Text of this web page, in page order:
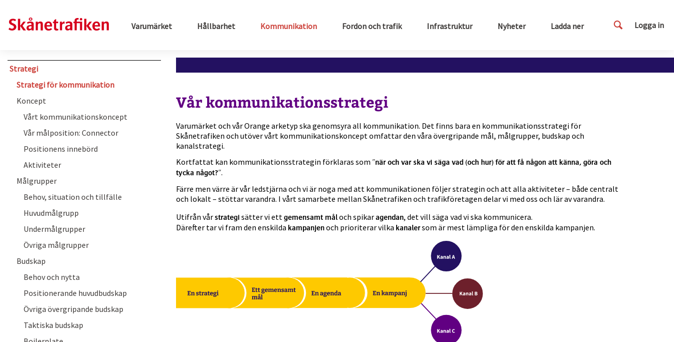
Varumärket Hållbarhet Kommunikation Fordon och trafik Infrastruktur Nyheter Ladda ner Logga in
Strategi
Strategi för kommunikation
Koncept
Vårt kommunikationskoncept
Vår målposition: Connector
Positionens innebörd
Aktiviteter
Målgrupper
Behov, situation och tillfälle
Huvudmålgrupp
Undermålgrupper
Övriga målgrupper
Budskap
Behov och nytta
Positionerande huvudbudskap
Övriga övergripande budskap
Taktiska budskap
Vår kommunikationsstrategi
Varumärket och vår Orange arketyp ska genomsyra all kommunikation. Det finns bara en kommunikationsstrategi för
Skånetrafiken och utöver vårt kommunikationskoncept omfattar den våra övergripande mål, målgrupper, budskap och
kanalstrategi.
Kortfattat kan kommunikationsstrategin förklaras som "när och var ska vi säga vad (och hur) för att få någon att känna, göra och
tycka något?".
Färre men värre är vår ledstjärna och vi är noga med att kommunikationen följer strategin och att alla aktiviteter – både centralt
och lokalt – stöttar varandra. I vårt samarbete mellan Skånetrafiken och trafikföretagen delar vi med oss och lär av varandra.
Utifrån vårstrategi sätter vi ettgemensamt måloch spikaragendan, det vill säga vad vi ska kommunicera.
Därefter tar vi fram den enskilda kampanjenoch prioriterar vilka kanalersom är mest lämpliga för den enskilda kampanjen.